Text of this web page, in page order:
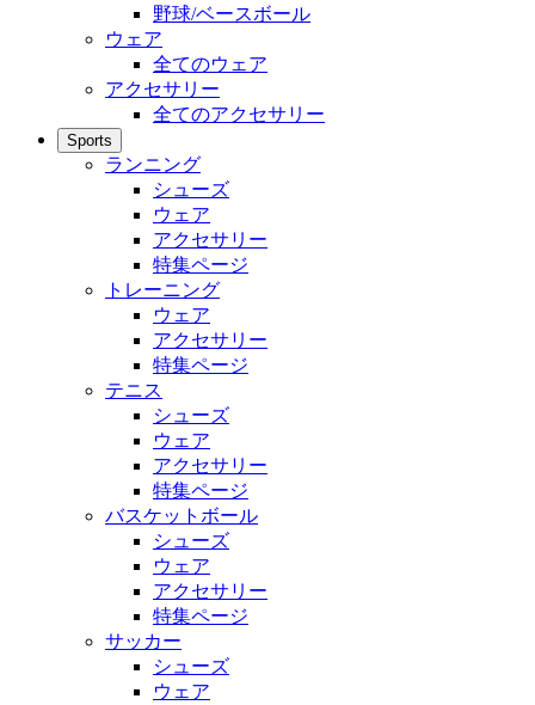
野球/ベースボール
ウェア
全てのウェア
アクセサリー
全てのアクセサリー
Sports
ランニング
シューズ
ウェア
アクセサリー
特集ページ
トレーニング
ウェア
アクセサリー
特集ページ
テニス
シューズ
ウェア
アクセサリー
特集ページ
バスケットボール
シューズ
ウェア
アクセサリー
特集ページ
サッカー
シューズ
ウェア